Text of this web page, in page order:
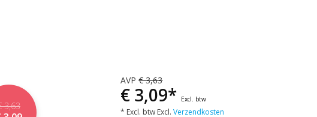
3,63
AVP€ 3,63
€ 3,09* Excl. btw
* Excl. btw Excl.Verzendkosten